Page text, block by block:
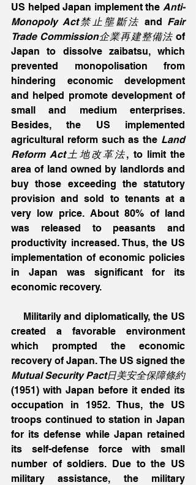
US helped Japan implement the Anti-
Monopoly Act禁止壟斷法 and Fair
Trade Commission企業再建整備法 of
Japan to dissolve zaibatsu, which
prevented monopolisation from
hindering economic development
and helped promote development of
small and medium enterprises.
Besides, the US implemented
agricultural reform such as the Land
Reform Act土地改革法, to limit the
area of land owned by landlords and
buy those exceeding the statutory
provision and sold to tenants at a
very low price. About 80% of land
was released to peasants and
productivity increased. Thus, the US
implementation of economic policies
in Japan was significant for its
economic recovery.
created a favorable environment
which prompted the economic
Mutual Security Pact日美安全保障條約
(1951) with Japan before it ended its
occupation in 1952. Thus, the US
troops continued to station in Japan
for its defense while Japan retained
its self-defense force with small
number of soldiers. Due to the US
military assistance, the military